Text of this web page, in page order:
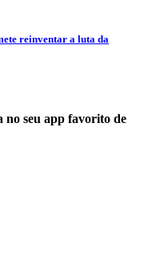
reinventar a luta da
no seu app favorito de